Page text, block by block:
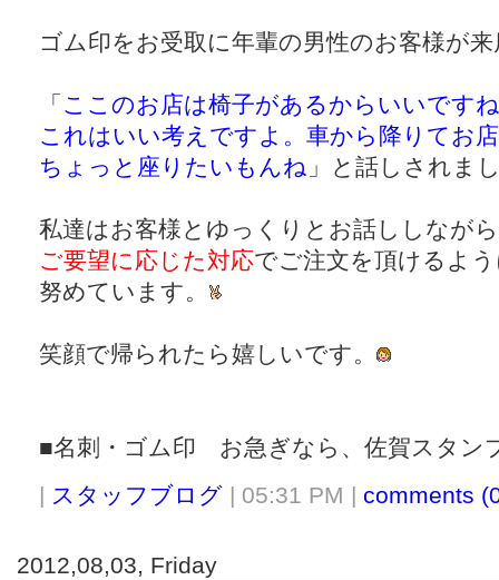
ゴム印をお受取に年輩の男性のお客様が
「 ここのお店は椅子があるからいいです
これはいい考えですよ。車から降りてお
ちょっと座りたいもんね 」と話しされま
私達はお客様とゆっくりとお話ししながら
ご要望に応じた対応でご注文を頂けるよ
努めています。
笑顔で帰られたら嬉しいです。
■名刺・ゴム印 お急ぎなら、佐賀スタン
| スタッフブログ | 05:31 PM | comments
2012,08,03, Friday